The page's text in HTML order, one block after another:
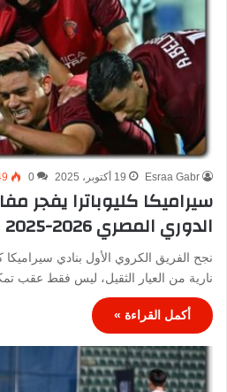
Esraa Gabr 19 أكتوبر، 2025 0
سيراميكا كليوباترا يفجر
الدوري المصري 2026-2025
نجح الفريق الكروي الأول بنادي سيراميكا
نارية من العيار الثقيل، ليس فقط عقب
أكمل القراءة »